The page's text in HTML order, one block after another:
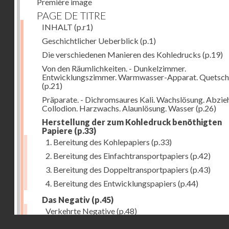
PAGE DE TITRE
INHALT (p.r1)
Geschichtlicher Ueberblick (p.1)
Die verschiedenen Manieren des Kohledrucks (p.19)
Von den Räumlichkeiten. - Dunkelzimmer.
Entwicklungszimmer. Warmwasser-Apparat.
(p.21)
Präparate. - Dichromsaures Kali. Wachslösung.
Collodion. Harzwachs. Alaunlösung. Wasser(p.26)
Herstellung der zum Kohledruck benöthigten
Papiere (p.33)
1. Bereitung des Kohlepapiers (p.33)
2. Bereitung des Einfachtransportpapiers (p.42)
3. Bereitung des Doppeltransportpapiers (p.43)
4. Bereitung des Entwicklungspapiers (p.44)
Das Negativ (p.45)
Verkehrte Negative(p.48)